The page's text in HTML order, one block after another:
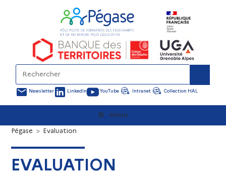
Newsletter LinkedIn YouTube Intranet Collection HAL
MENU
EVALUATION
Pégase > Evaluation